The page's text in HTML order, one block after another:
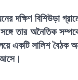
দক্ষিণ বিশিউড়া
তার অনৈতিক
একটি সালিশ বৈঠক
আসে।